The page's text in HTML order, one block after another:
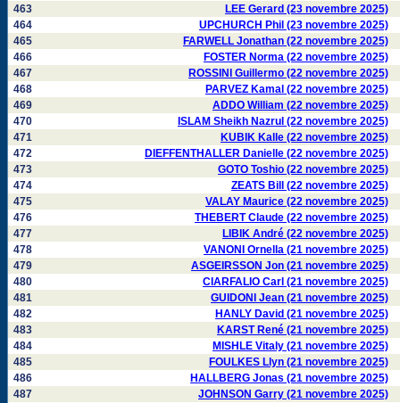
463
LEE Gerard (23 novembre 2025)
464
UPCHURCH Phil (23 novembre 2025)
465
FARWELL Jonathan (22 novembre 2025)
466
FOSTER Norma (22 novembre 2025)
467
ROSSINI Guillermo (22 novembre 2025)
468
PARVEZ Kamal (22 novembre 2025)
469
ADDO William (22 novembre 2025)
470
ISLAM Sheikh Nazrul (22 novembre 2025)
471
KUBIK Kalle (22 novembre 2025)
472
DIEFFENTHALLER Danielle (22 novembre 2025)
473
GOTO Toshio (22 novembre 2025)
474
ZEATS Bill (22 novembre 2025)
475
VALAY Maurice (22 novembre 2025)
476
THEBERT Claude (22 novembre 2025)
477
LIBIK André (22 novembre 2025)
478
VANONI Ornella (21 novembre 2025)
479
ASGEIRSSON Jon (21 novembre 2025)
480
CIARFALIO Carl (21 novembre 2025)
481
GUIDONI Jean (21 novembre 2025)
482
HANLY David (21 novembre 2025)
483
KARST René (21 novembre 2025)
484
MISHLE Vitaly (21 novembre 2025)
485
FOULKES Llyn (21 novembre 2025)
486
HALLBERG Jonas (21 novembre 2025)
487
JOHNSON Garry (21 novembre 2025)